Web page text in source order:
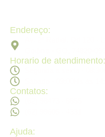
Endereço:
Horario de atendimento:
Contatos:
Ajuda: